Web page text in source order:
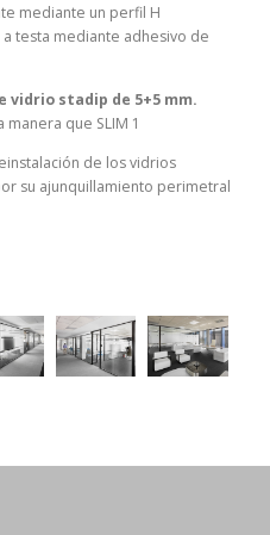
mediante un perfil H
testa mediante adhesivo de
vidrio stadip de 5+5 mm.
que SLIM 1
de los vidrios
su ajunquillamiento perimetral